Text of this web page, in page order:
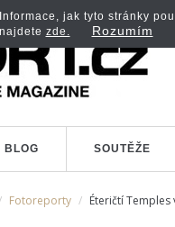
BLOG SOUTĚŽE
Fotoreporty Éteričtí
jak tyto stránky
zde. Rozumím